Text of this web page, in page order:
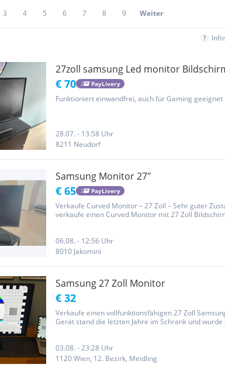
3 4 5 6 7 8 9 Weiter
27zoll samsung Led monitor
€ 70 PayLivery
Funktioniert einwandfrei, auch für Gaming geeignet
28.07. - 13:58 Uhr
8211 Neudorf
Samsung Monitor 27"
€ 65 PayLivery
Verkaufe Curved Monitor – 27 Zoll – Sehr guter
verkaufe einen Curved Monitor mit 27 Zoll
06.08. - 12:56 Uhr
8010 Jakomini
Samsung 27 Zoll Monitor
€ 32
Verkaufe einen vollfunktionsfähigen 27 Zoll
Gerät stand die letzten Jahre im Schrank und
03.08. - 23:28 Uhr
1120 Wien, 12. Bezirk, Meidling